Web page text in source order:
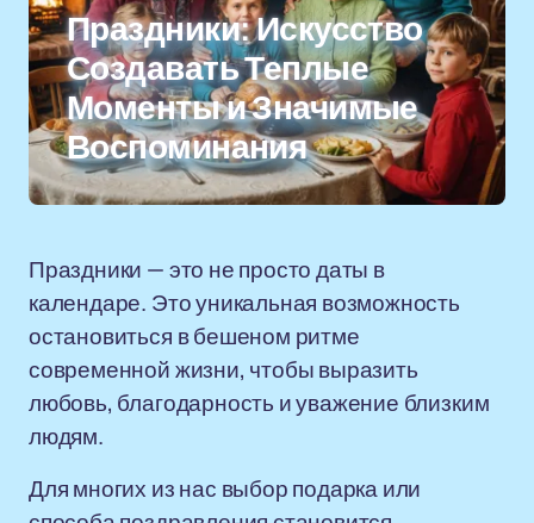
Праздники: Искусство
Создавать Теплые
Моменты и Значимые
Воспоминания
Праздники — это не просто даты в
календаре. Это уникальная возможность
остановиться в бешеном ритме
современной жизни, чтобы выразить
любовь, благодарность и уважение близким
людям.
Для многих из нас выбор подарка или